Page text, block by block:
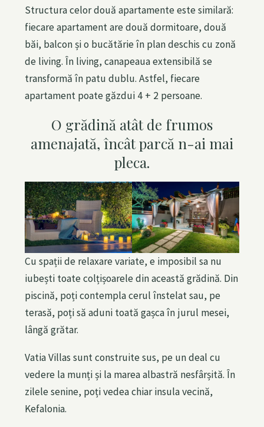
Structura celor două apartamente este similară:
fiecare apartament are două dormitoare, două
băi, balcon și o bucătărie în plan deschis cu zonă
de living. În living, canapeaua extensibilă se
transformă în patu dublu. Astfel, fiecare
apartament poate găzdui 4 + 2 persoane.
O grădină atât de frumos
amenajată, încât parcă n-ai mai
pleca.
Cu spații de relaxare variate, e imposibil sa nu
iubești toate colțișoarele din această grădină. Din
piscină, poți contempla cerul înstelat sau, pe
terasă, poți să aduni toată gașca în jurul mesei,
lângă grătar.
Vatia Villas sunt construite sus, pe un deal cu
vedere la munți și la marea albastră nesfârșită. În
zilele senine, poți vedea chiar insula vecină,
Kefalonia.